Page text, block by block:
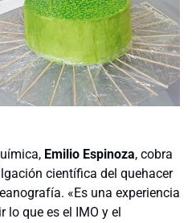
Emilio Espinoza, cobra
científica del quehacer
«Es una experiencia
que es el IMO y el